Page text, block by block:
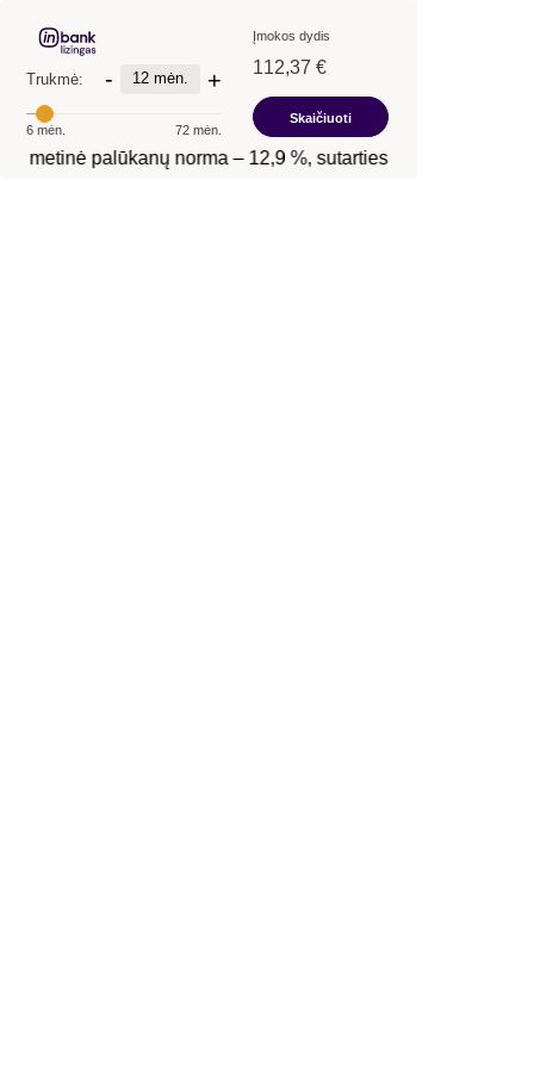
Trukmė: - 12 mėn. +
6 mėn. 72 mėn.
Įmokos dydis
112,37 €
Skaičiuoti
metinė palūkanų norma –12,9 %, sutarties mokestis –